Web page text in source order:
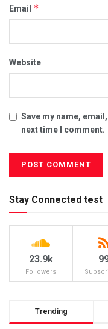
Email *
Website
Save my name,
next time I comment.
Stay Connected test
23.9k
Followers
Trending